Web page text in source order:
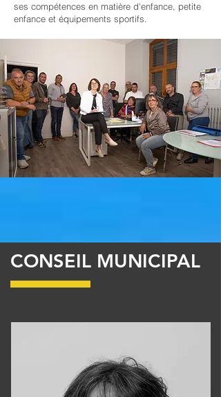
ses compétences en matière d'enfance, petite
enfance et équipements sportifs.
CONSEIL MUNICIPAL